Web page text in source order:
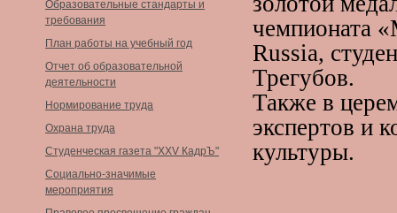
Образовательные стандарты и
требования
План работы на учебный год
Отчет об образовательной
деятельности
Нормирование труда
Охрана труда
Студенческая газета "XXV КадрЪ"
Социально-значимые
мероприятия
чемпионата
Russia,
Трегубов.
Также в
экспертов и
культуры.